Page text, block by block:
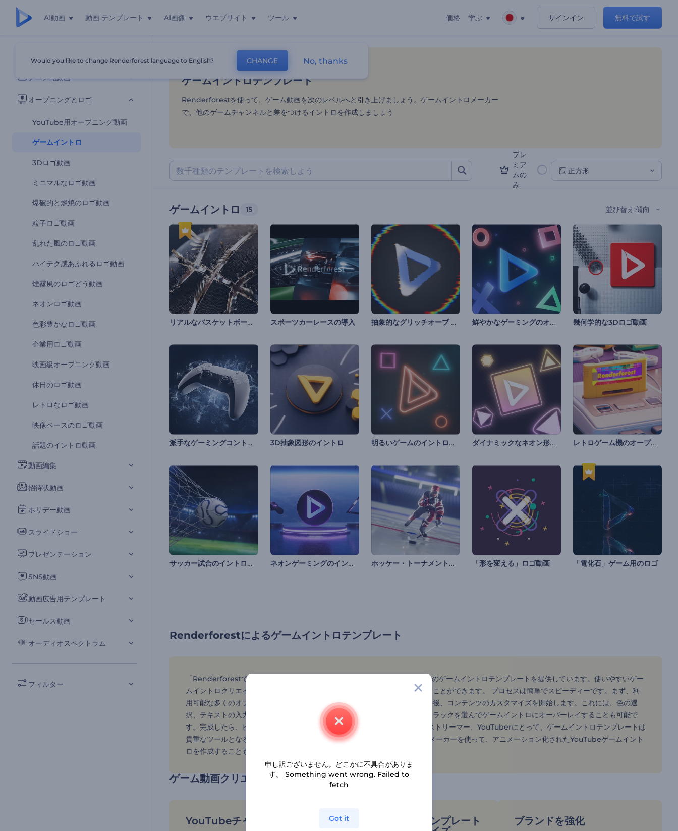
AI動画 動画 テンプレート AI画像 ウエブサイト ツール 価格 学ぶ サインイン 無料で試す
すべてのテンプレート
アニメ化動画
オープニングとロゴ
YouTube用オープニング動画
ゲームイントロ
3Dロゴ動画
ミニマルなロゴ動画
爆破的と燃焼のロゴ動画
粒子ロゴ動画
乱れた風のロゴ動画
ハイテク感あふれるロゴ動画
煙霧風のロゴどう動画
ネオンロゴ動画
色彩豊かなロゴ動画
企業用ロゴ動画
映画級オープニング動画
休日のロゴ動画
レトロなロゴ動画
映像ベースのロゴ動画
話題のイントロ動画
動画編集
招待状動画
ホリデー動画
スライドショー
プレゼンテーション
SNS動画
動画広告用テンプレート
セールス動画
オーディオスペクトラム
フィルター
ゲームイントロテンプレート
ホーム テンプレート オープニングとロゴ ゲームイントロ
ゲームイントロテンプレート
Renderforestを使って、ゲーム動画を次のレベルへと引き上げましょう。ゲームイントロメーカー
で、他のゲームチャンネルと差をつけるイントロを作成しましょう
プレ
ミア
ムの
み
正方形
ゲームイントロ 15 並び替え :傾向
リアルなバスケットボールの紹介 スポーツカーレースの導入 抽象的なグリッチオーブ イントロ 鮮やかなゲーミングのオープニング動画 幾何学的な3Dロゴ動画
派手なゲーミングコントローラーのイントロ動画 3D抽象図形のイントロ 明るいゲームのイントロ動画 ダイナミックなネオン形状のイントロ動画 レトロゲーム機のオープニング動画
サッカー試合のイントロ動画 ネオンゲーミングのイントロ動画 ホッケー・トーナメントのイントロ動画 「形を変える」ロゴ動画 「電化石」ゲーム用のロゴ
Renderforestによるゲームイントロテンプレート
「Renderforestでは、手軽にプロジェクトを始めるための豊富なプリメイドのゲームイントロテンプレートを提供しています。使いやすいゲー
ムイントロクリエイターを使って、思いのままにイントロをカスタマイズすることができます。 プロセスは簡単でスピーディーです。まず、利
用可能な多くのオプションからゲームイントロテンプレートを選びます。その後、コンテンツのカスタマイズを開始します。これには、色の選
択、テキストの入力、ビジュアルの追加が含まれます。さらに、オーディオトラックを選んでゲームイントロにオーバーレイすることも可能で
す。完成したら、ビデオを保存してエクスポートするだけです。 ゲーマー、ストリーマー、YouTuberにとって、ゲームイントロテンプレートは
貴重なツールとなるでしょう。YouTubeイントロメーカーやアニメーションメーカーを使って、アニメーション化されたYouTubeゲームイント
ロを作成することもできます。」
ゲーム動画クリエイターでゲームコンテンツを高めよう
YouTubeチャンネルを築く
ゲームイントロテンプレート
ブランドを強化
Would you like to change Renderforest language to English? CHANGE No, thanks
申し訳ございません。どこかに不具合がありま
す。 Something went wrong. Failed to
fetch
Got it